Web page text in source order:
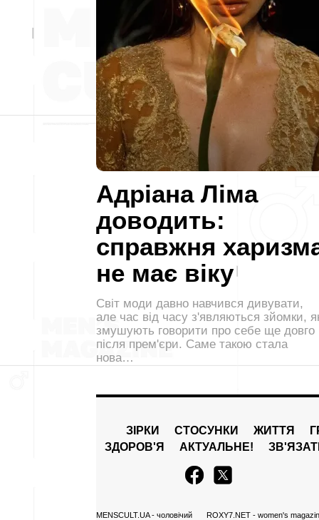
Адріана Ліма
доводить:
справжня
не має віку
Світ моди давно навчився дивувати,
але час від часу з'являються зйомки,
змушують говорити про себе ще довго
після прем'єри. Саме такою стала
нова…
ЗІРКИ СТОСУНКИ ЖИТТЯ
ЗДОРОВ'Я
АКТУАЛЬНЕ!
MENSCULT.UA- чоловічий
ROXY7.NET- women's